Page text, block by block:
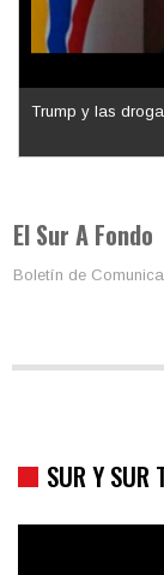
Los latinos le van
El Sur A Fondo
SUR Y SUR